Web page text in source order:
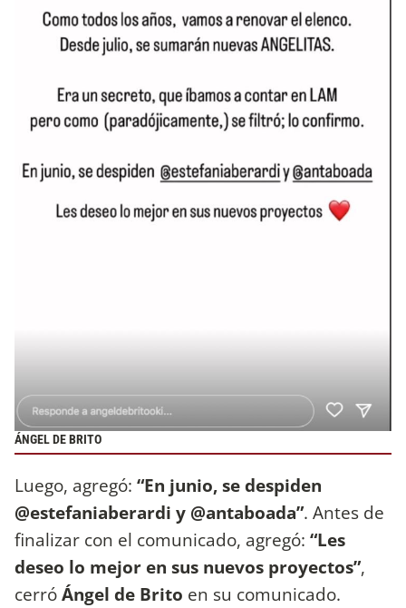
ÁNGEL DE BRITO
Luego, agregó: “En junio, se despiden
@estefaniaberardi y @antaboada”. Antes de
finalizar con el comunicado, agregó: “Les
deseo lo mejor en sus nuevos proyectos”,
cerróÁngel de Brito en su comunicado.